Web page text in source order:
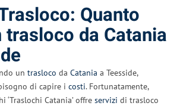
Quanto
trasloco da Catania
un trasloco da Catania a Teesside,
di capire i costi. Fortunatamente,
‘Traslochi Catania’ offre servizi di trasloco